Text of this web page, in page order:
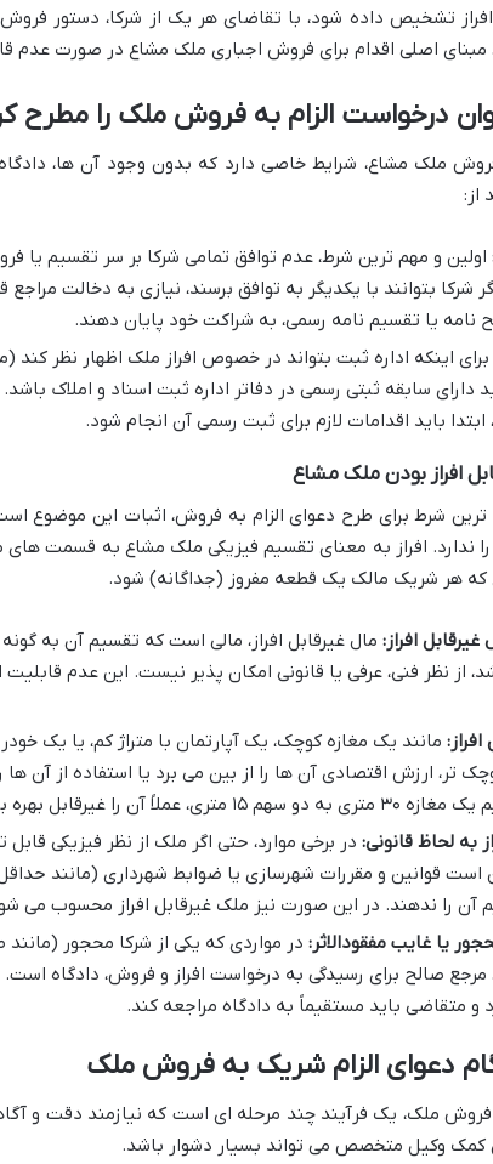
افراز تشخیص داده شود، با تقاضای هر یک از شرکا، دستور
مبنای اصلی اقدام برای فروش اجباری ملک مشاع در صورت عدم
درخواست الزام به فروش ملک را مطرح
ملک مشاع، شرایط خاصی دارد که بدون وجود آن ها،
از:
اولین و مهم ترین شرط، عدم توافق تمامی شرکا بر سر تقسیم یا
شرکا بتوانند با یکدیگر به توافق برسند، نیازی به دخالت
نامه یا تقسیم نامه رسمی، به شراکت خود پایان دهند.
برای اینکه اداره ثبت بتواند در خصوص افراز ملک اظهار نظر کند
سابقه ثبتی رسمی در دفاتر اداره ثبت اسناد و املاک باشد.
باید اقدامات لازم برای ثبت رسمی آن انجام شود.
افراز بودن ملک مشاع
شرط برای طرح دعوای الزام به فروش، اثبات این موضوع
را ندارد. افراز به معنای تقسیم فیزیکی ملک مشاع به قسمت
که هر شریک مالک یک قطعه مفروز (جداگانه) شود.
افراز: مال غیرقابل افراز، مالی است که تقسیم آن به
از نظر فنی، عرفی یا قانونی امکان پذیر نیست. این عدم قابلیت
افراز: مانند یک مغازه کوچک، یک آپارتمان با متراژ کم، یا یک
تر، ارزش اقتصادی آن ها را از بین می برد یا استفاده از آن
عملاً آن را غیرقابل بهره برداری می کند.
به لحاظ قانونی: در برخی موارد، حتی اگر ملک از نظر فیزیکی
است قوانین و مقررات شهرسازی یا ضوابط شهرداری (مانند
آن را ندهند. در این صورت نیز ملک غیرقابل افراز محسوب می
یا غایب مفقودالاثر: در مواردی که یکی از شرکا محجور
مرجع صالح برای رسیدگی به درخواست افراز و فروش، دادگاه
و متقاضی باید مستقیماً به دادگاه مراجعه کند.
دعوای الزام شریک به فروش ملک
فروش ملک، یک فرآیند چند مرحله ای است که نیازمند دقت و
کمک وکیل متخصص می تواند بسیار دشوار باشد.